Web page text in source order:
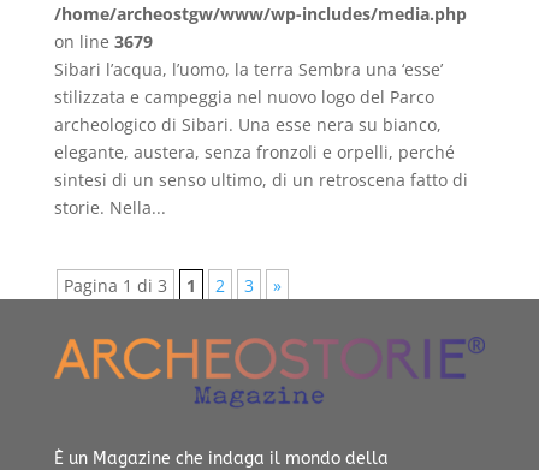
/home/archeostgw/www/wp-includes/media.php
on line 3679
Sibari l’acqua, l’uomo, la terra Sembra una ‘esse’
stilizzata e campeggia nel nuovo logo del Parco
archeologico di Sibari. Una esse nera su bianco,
elegante, austera, senza fronzoli e orpelli, perché
sintesi di un senso ultimo, di un retroscena fatto di
storie. Nella...
Pagina 1 di 3 1 2 3 »
È un Magazine che indaga il mondo della